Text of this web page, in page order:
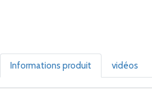
Informations produit vidéos